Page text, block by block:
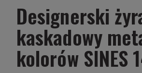
Designerski
kaskadowy
kolorów SINES